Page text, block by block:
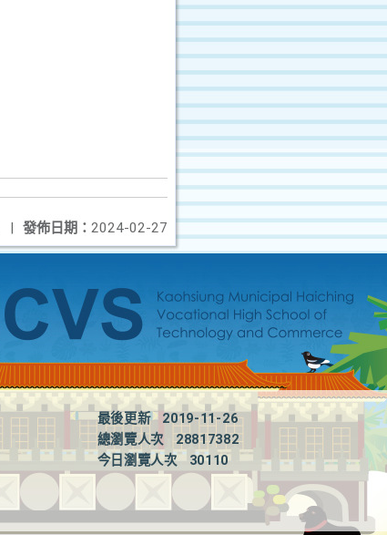
發佈日期： 2024-02-27
|
最後更新
2019-11-26
總瀏覽人次
28817382
今日瀏覽人次
30110